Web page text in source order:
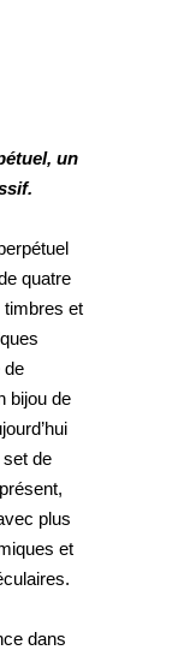
un
quatre
timbres et
de
bijou de
set de
plus
et
dans